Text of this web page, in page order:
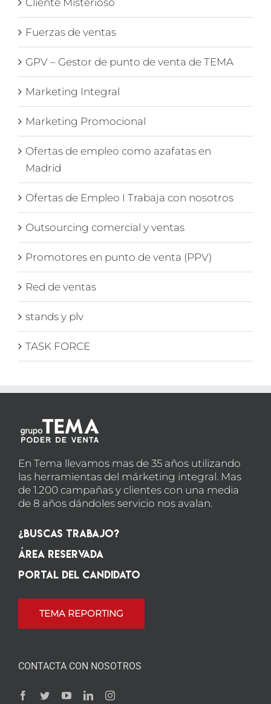
Fuerzas de ventas
GPV – Gestor de punto de venta de TEMA
Marketing Integral
Marketing Promocional
Ofertas de empleo como azafatas en
Madrid
Ofertas de Empleo I Trabaja con nosotros
Outsourcing comercial y ventas
Promotores en punto de venta (PPV)
Red de ventas
stands y plv
TASK FORCE
En Tema llevamos mas de 35 años utilizando
las herramientas del márketing integral. Mas
de 1.200 campañas y clientes con una media
de 8 años dándoles servicio nos avalan.
¿Buscas Trabajo?
Área Reservada
Portal del candidato
TEMA REPORTING
CONTACTA CON NOSOTROS